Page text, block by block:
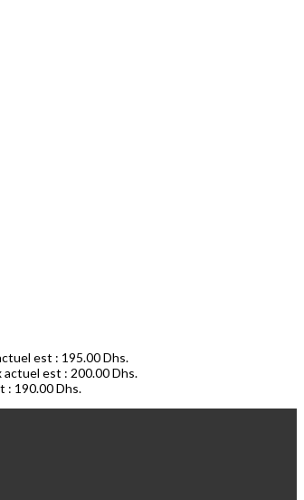
est : 195.00 Dhs.
actuel est : 200.00 Dhs.
: 190.00 Dhs.